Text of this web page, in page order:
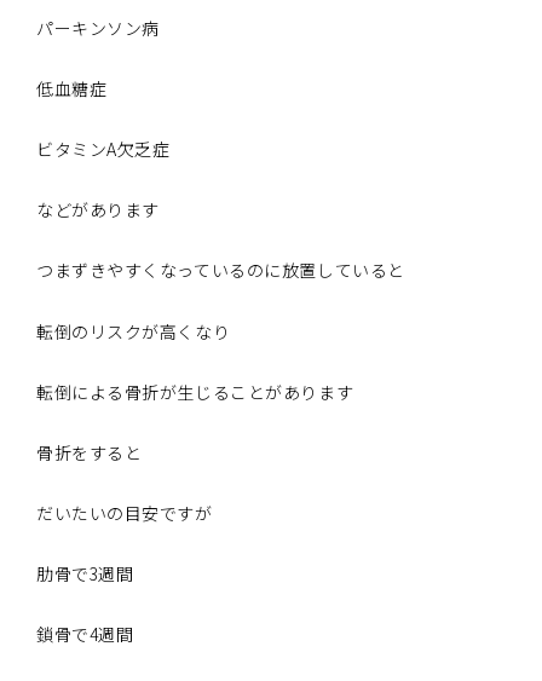
パーキンソン病
低血糖症
ビタミンA欠乏症
などがあります
つまずきやすくなっているのに放置していると
転倒のリスクが高くなり
転倒による骨折が生じることがあります
骨折をすると
だいたいの目安ですが
肋骨で3週間
鎖骨で4週間